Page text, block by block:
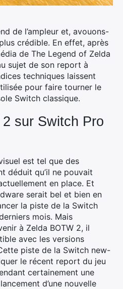
de l’ampleur et, avouons-
crédible. En effet, après
de The Legend of Zelda
sujet de son report à
techniques laissent
pour faire tourner le
Switch classique.
sur Switch Pro
est tel que des
déduit qu’il ne pouvait
en place. Et
serait bel et bien en
la piste de la Switch
mois. Mais
à Zelda BOTW 2, il
avec les versions
piste de la Switch new-
le récent report du jeu
certainement une
d’une nouvelle